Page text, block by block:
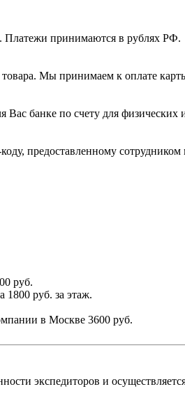
Платежи принимаются в рублях РФ.
Мы принимаем к оплате
Вас банке по счету для
предоставленному сотрудником
руб.
1800 руб. за этаж.
в Москве 3600 руб.
экспедиторов и